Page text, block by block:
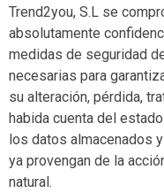
Trend2you, S.L se
absolutamente
medidas de seguridad
necesarias para
su alteración, pérdida,
habida cuenta del
los datos almacenados
ya provengan de la
natural.